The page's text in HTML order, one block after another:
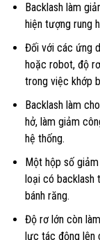
Backlash làm
hiện tượng rung
Đối với các ứng
hoặc robot, độ
trong việc khớp
Backlash làm
hở, làm giảm
hệ thống.
Một hộp số
loại có backlash
bánh răng.
Độ rơ lớn còn
lực tác động lên